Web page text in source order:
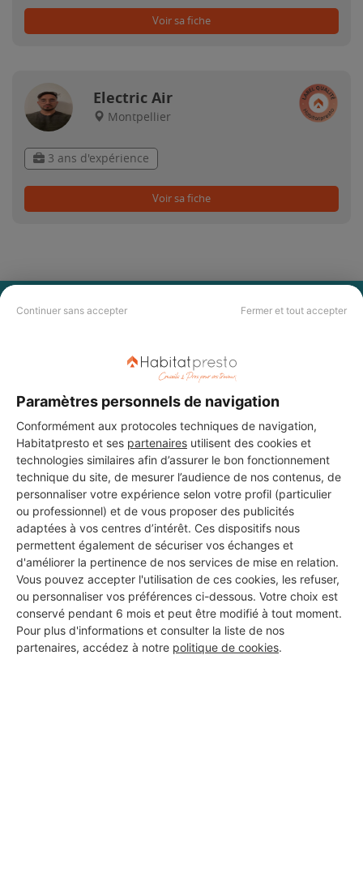
Continuer sans accepter Fermer et tout accepter
Paramètres personnels de navigation
Conformément aux protocoles techniques de navigation,
Habitatpresto et ses partenaires utilisent des cookies et
technologies similaires afin d’assurer le bon fonctionnement
technique du site, de mesurer l’audience de nos contenus, de
personnaliser votre expérience selon votre profil (particulier
ou professionnel) et de vous proposer des publicités
adaptées à vos centres d’intérêt. Ces dispositifs nous
permettent également de sécuriser vos échanges et
d'améliorer la pertinence de nos services de mise en relation.
Vous pouvez accepter l'utilisation de ces cookies, les refuser,
ou personnaliser vos préférences ci-dessous. Votre choix est
conservé pendant 6 mois et peut être modifié à tout moment.
Pour plus d'informations et consulter la liste de nos
partenaires, accédez à notre politique de cookies.
Voir sa fiche
Electric Air
Montpellier
3 ans d'expérience
Voir sa fiche
PAS LE TEMPS DE
choisir ? Demandez des devis travauxauprès de notre réseau de 5 000
DEMANDER UN DEVIS